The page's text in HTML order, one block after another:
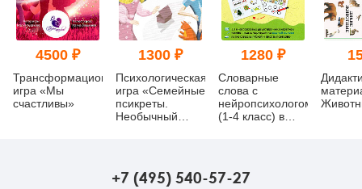
4500 ₽
Трансформационная
игра «Мы
счастливы»
1300 ₽
Психологическая
игра «Семейные
псикреты.
Необычный
1280 ₽
Словарные
слова с
нейропсихологом
(1-4 класс) в
+7 (495) 540-57-27